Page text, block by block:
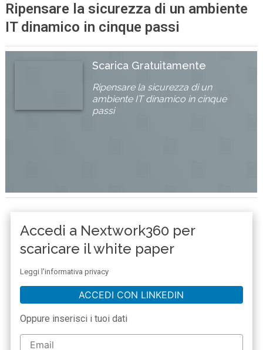
Ripensare la sicurezza di un ambiente
IT dinamico in cinque passi
Scarica Gratuitamente
Ripensare la sicurezza di un
ambiente IT dinamico in cinque
passi
Accedi a Nextwork360 per
scaricare il white paper
Leggi l'informativa privacy
ACCEDI CON LINKEDIN
Oppure inserisci i tuoi dati